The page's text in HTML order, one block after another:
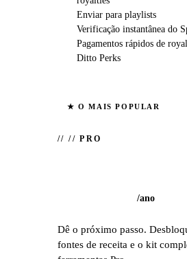
Enviar para playlists
Verificação instantânea do
Pagamentos rápidos de
Ditto Perks
★ O MAIS POPULAR
//// PRO
/ano
Dê o próximo passo.
fontes de receita e o kit